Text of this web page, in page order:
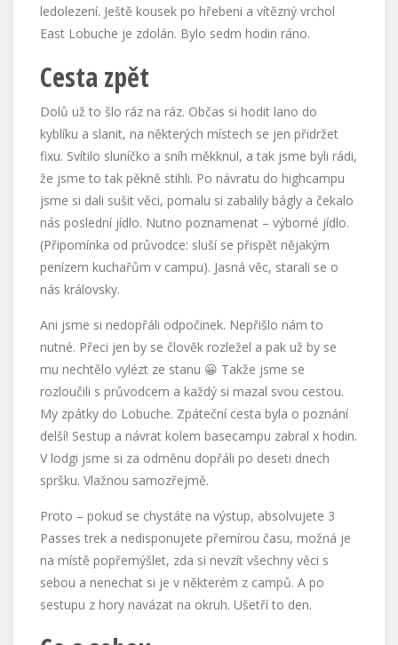
ledolezení. Ještě kousek po hřebeni a vítězný vrchol
East Lobuche je zdolán. Bylo sedm hodin ráno.
Cesta zpět
Dolů už to šlo ráz na ráz. Občas si hodit lano do
kyblíku a slanit, na některých místech se jen přidržet
fixu. Svítilo sluníčko a sníh měkknul, a tak jsme byli rádi,
že jsme to tak pěkně stihli. Po návratu do highcampu
jsme si dali sušit věci, pomalu si zabalily bágly a čekalo
nás poslední jídlo. Nutno poznamenat – výborné jídlo.
(Připomínka od průvodce: sluší se přispět nějakým
penízem kuchařům v campu). Jasná věc, starali se o
nás královsky.
Ani jsme si nedopřáli odpočinek. Nepřišlo nám to
nutné. Přeci jen by se člověk rozležel a pak už by se
mu nechtělo vylézt ze stanu 😀 Takže jsme se
rozloučili s průvodcem a každý si mazal svou cestou.
My zpátky do Lobuche. Zpáteční cesta byla o poznání
delší! Sestup a návrat kolem basecampu zabral x hodin.
V lodgi jsme si za odměnu dopřáli po deseti dnech
spršku. Vlažnou samozřejmě.
Proto – pokud se chystáte na výstup, absolvujete 3
Passes trek a nedisponujete přemírou času, možná je
na místě popřemýšlet, zda si nevzít všechny věci s
sebou a nenechat si je v některém z campů. A po
sestupu z hory navázat na okruh. Ušetří to den.